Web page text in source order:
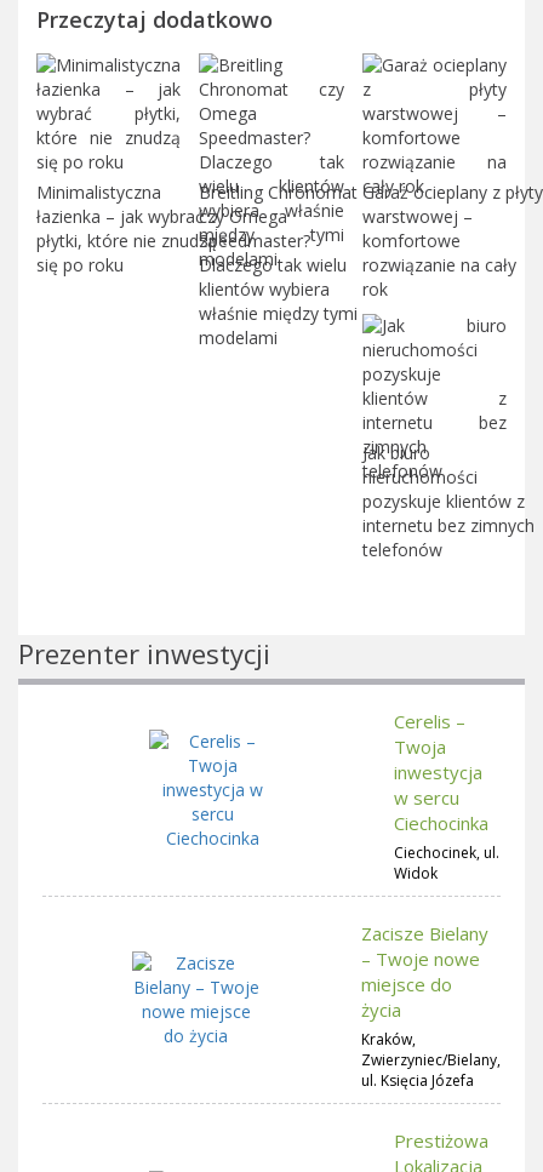
Przeczytaj dodatkowo
Minimalistyczna
łazienka – jak wybrać
płytki, które nie znudzą
się po roku
Breitling Chronomat
czy Omega
Speedmaster?
Dlaczego tak wielu
klientów wybiera
właśnie między tymi
modelami
Garaż ocieplany z płyty
warstwowej –
komfortowe
rozwiązanie na cały
rok
Jak biuro
nieruchomości
pozyskuje klientów z
internetu bez zimnych
telefonów
Prezenter inwestycji
Cerelis –
Twoja
inwestycja
w sercu
Ciechocinka
Ciechocinek, ul.
Widok
Zacisze Bielany
– Twoje nowe
miejsce do
życia
Kraków,
Zwierzyniec/Bielany,
ul. Księcia Józefa
Prestiżowa
Lokalizacja